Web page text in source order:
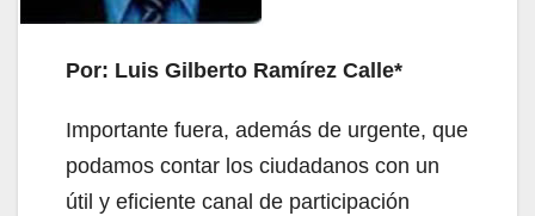
Por: Luis Gilberto Ramírez Calle*
Importante fuera, además de urgente, que
podamos contar los ciudadanos con un
útil y eficiente canal de participación